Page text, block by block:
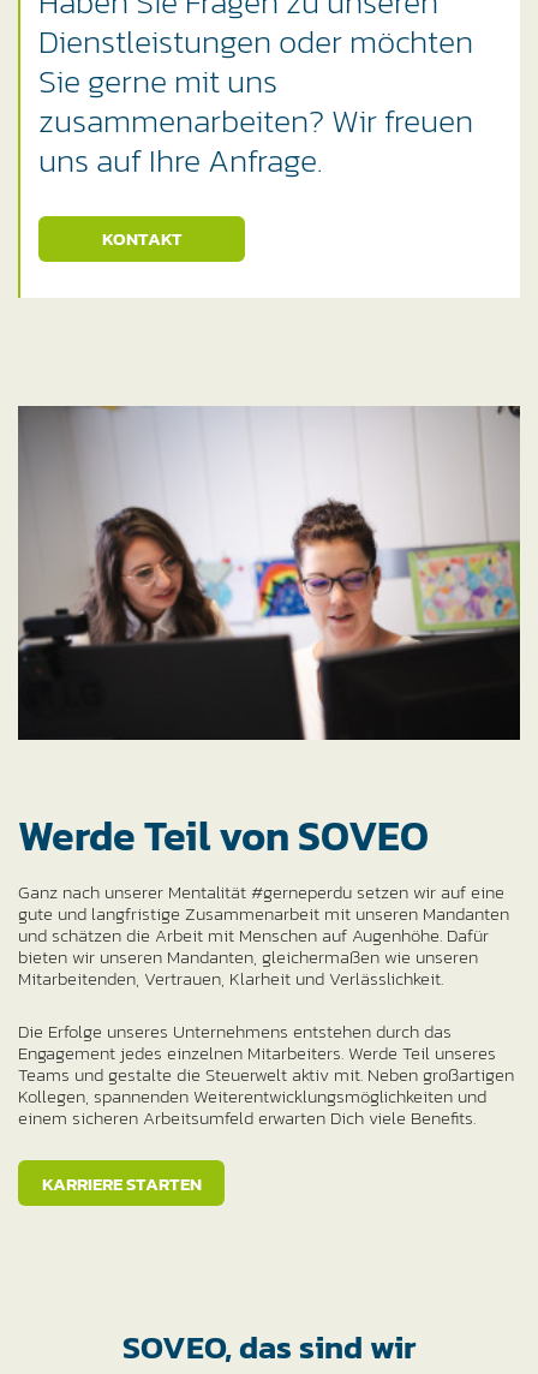
Dienstleistungen oder möchten
Sie gerne mit uns
zusammenarbeiten? Wir freuen
uns auf Ihre Anfrage.
KONTAKT
Werde Teil von SOVEO
Ganz nach unserer Mentalität #gerneperdu setzen wir auf eine
gute und langfristige Zusammenarbeit mit unseren Mandanten
und schätzen die Arbeit mit Menschen auf Augenhöhe. Dafür
bieten wir unseren Mandanten, gleichermaßen wie unseren
Mitarbeitenden, Vertrauen, Klarheit und Verlässlichkeit.
Die Erfolge unseres Unternehmens entstehen durch das
Engagement jedes einzelnen Mitarbeiters. Werde Teil unseres
Teams und gestalte die Steuerwelt aktiv mit. Neben großartigen
Kollegen, spannenden Weiterentwicklungsmöglichkeiten und
einem sicheren Arbeitsumfeld erwarten Dich viele Benefits.
KARRIERE STARTEN
SOVEO, das sind wir